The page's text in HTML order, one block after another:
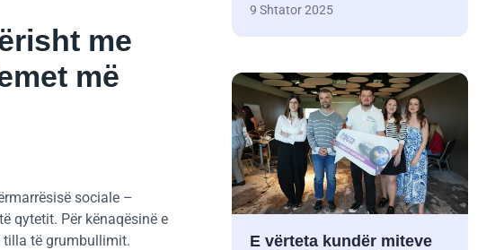
me
më
sociale –
qytetit. Për kënaqësinë e
tilla të grumbullimit.
9 Shtator 2025
E vërteta kundër miteve